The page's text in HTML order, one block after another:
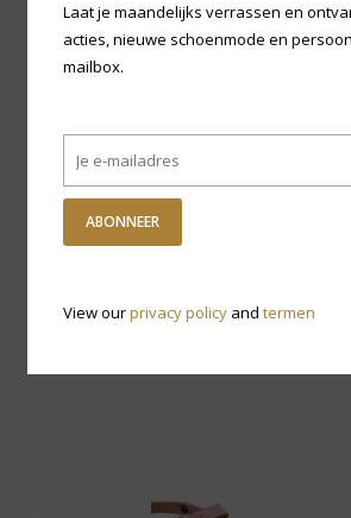
Laat je maandelijks verrassen en
acties, nieuwe schoenmode en
mailbox.
ABONNEER
View ourprivacy policyand termen